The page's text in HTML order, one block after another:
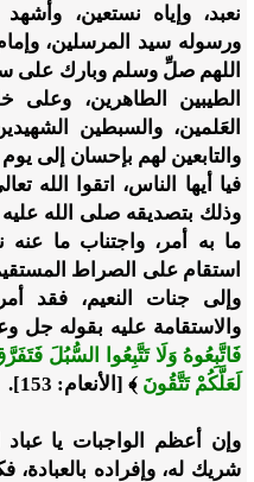
نعبد، وإياه نستعين،
ورسوله سيد المرسلين،
اللهم صلِّ وسلم وبارك على
الطيبين الطاهرين، وعلى
العَلمين، والسبطين
والتابعين لهم بإحسان إلى يوم
فيا أيها الناس، اتقوا الله
وذلك بتصديقه صلى الله عليه
ما به أمر، واجتناب ما
استقام على الصراط
وإلى جنات النعيم، فقد
والاستقامة عليه بقوله جل
فَاتَّبِعُوهُ وَلَا تَتَّبِعُوا السُّبُلَ
لَعَلَّكُمْ تَتَّقُونَ ﴾ [الأنعام: 153].
وإن أعظم الواجبات يا
شريك له، وإفراده بالعبادة،